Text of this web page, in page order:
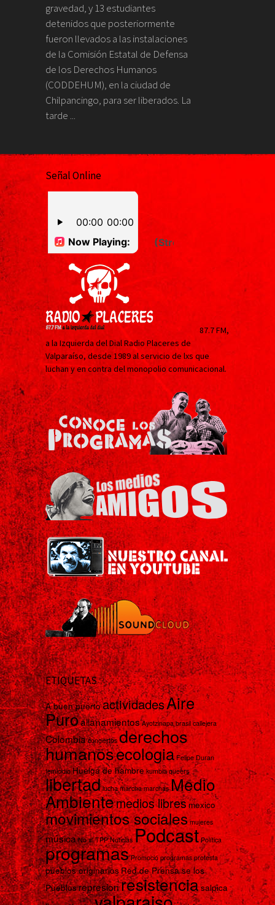
gravedad, y 13 estudiantes
detenidos que posteriormente
fueron llevados a las instalaciones
de la Comisión Estatal de Defensa
de los Derechos Humanos
(CODDEHUM), en la ciudad de
Chilpancingo, para ser liberados. La
tarde ...
Señal Online
87.7 FM,
a la Izquierda del Dial Radio Placeres de
Valparaíso, desde 1989 al servicio de lxs que
luchan y en contra del monopolio comunicacional.
ETIQUETAS
A buen puertoactividadesAire
Puroallanamientos Ayotzinapa brasil callejera
Colombia conciertos derechos
humanosecologia Felipe Duran
femicidio Huelga de hambre kumbia queers
libertad lucha marcha marchas Medio
Ambientemedios libresmexico
movimientos sociales mujeres
música No al TPP Noticias Podcast Política
programas Promoció programas protesta
pueblos originariosRed de Prensa se los
Pueblosrepresionresistenciasalpica